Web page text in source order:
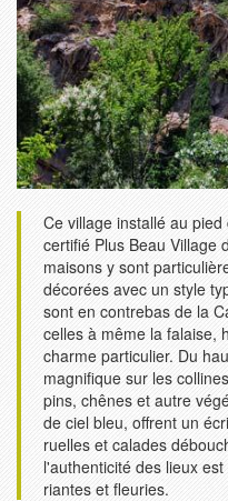
Ce village installé au
certifié Plus Beau Village
maisons y sont
décorées avec un style
sont en contrebas de la
celles à même la falaise,
charme particulier. Du
magnifique sur les
pins, chênes et autre
de ciel bleu, offrent un
ruelles et calades
l'authenticité des lieux
riantes et fleuries.